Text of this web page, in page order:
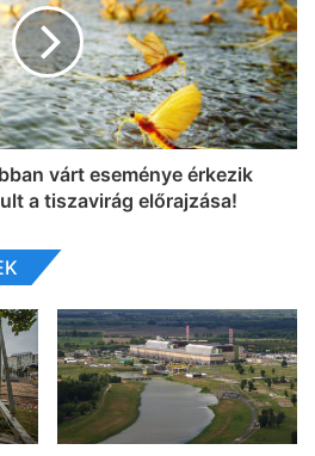
várt eseménye érkezik
a tiszavirág előrajzása!